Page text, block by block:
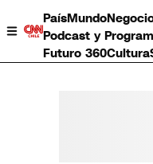
PaísMundo
Podcast y
Futuro 360Cultura